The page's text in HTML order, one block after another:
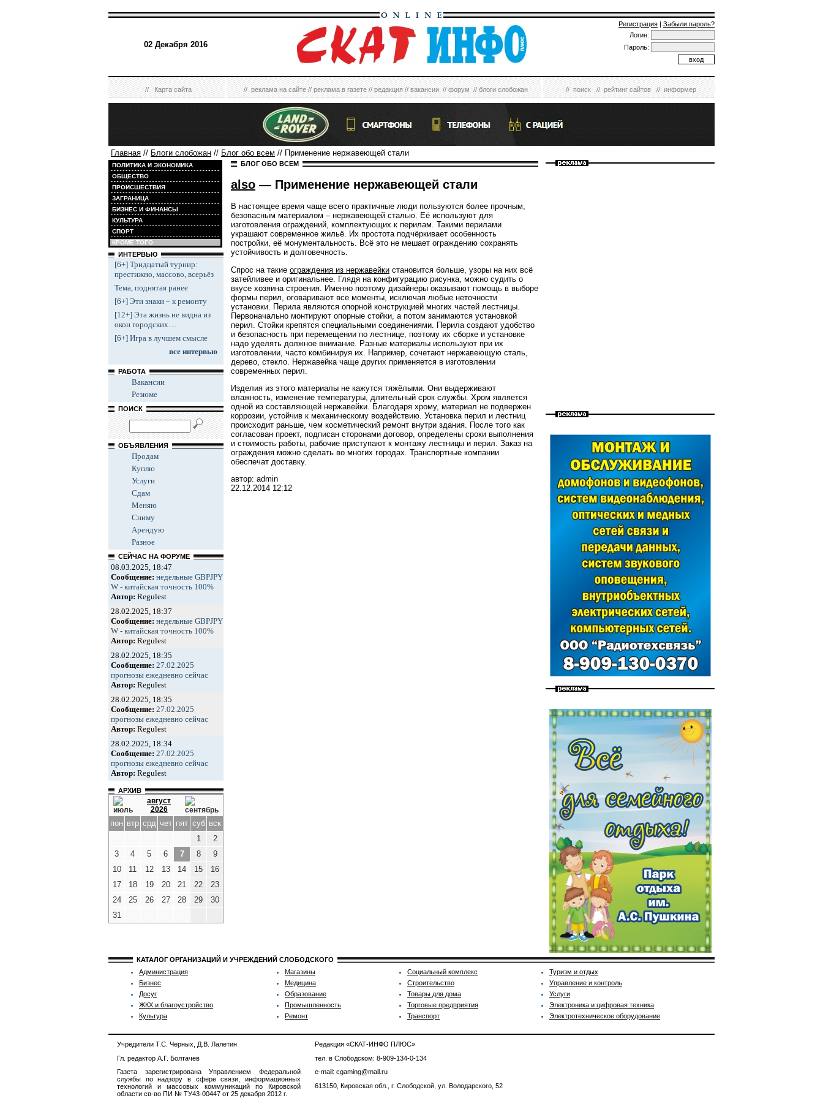
02 Декабря 2016
Регистрация | Забыли пароль?
Логин:
Пароль:
//Карта сайта //реклама на сайте//реклама в газете//редакция//вакансии//форум//блоги слобожан //поиск//рейтинг сайтов//информер
Главная // Блоги слобожан // Блог обо всем // Применение нержавеющей стали
ПОЛИТИКА И ЭКОНОМИКА
ОБЩЕСТВО
ПРОИСШЕСТВИЯ
ЗАГРАНИЦА
БИЗНЕС И ФИНАНСЫ
КУЛЬТУРА
СПОРТ
КРОМЕ ТОГО
ИНТЕРВЬЮ
[6+] Тридцатый турнир:
престижно, массово, всерьёз
Тема, поднятая ранее
[6+] Эти знаки – к ремонту
[12+] Эта жизнь не видна из
окон городских…
[6+] Игра в лучшем смысле
все интервью
РАБОТА
Вакансии
Резюме
ПОИСК
ОБЪЯВЛЕНИЯ
Продам
Куплю
Услуги
Сдам
Меняю
Сниму
Арендую
Разное
СЕЙЧАС НА ФОРУМЕ
08.03.2025, 18:47
Сообщение: недельные GBPJPY
W - китайская точность 100%
Автор: Regulest
28.02.2025, 18:37
Сообщение: недельные GBPJPY
W - китайская точность 100%
Автор: Regulest
28.02.2025, 18:35
Сообщение: 27.02.2025
прогнозы ежедневно сейчас
Автор: Regulest
28.02.2025, 18:35
Сообщение: 27.02.2025
прогнозы ежедневно сейчас
Автор: Regulest
28.02.2025, 18:34
Сообщение: 27.02.2025
прогнозы ежедневно сейчас
Автор: Regulest
АРХИВ
август
2026
пон втр срд чет пят суб вск
1
2
3
4 5 6 7 8
9
10
11 12 13 14 15
16
17
18 19 20 21 22
23
24
25 26 27 28 29
30
31
БЛОГ ОБО ВСЕМ
also — Применение нержавеющей стали
В настоящее время чаще всего практичные люди пользуются более прочным,
безопасным материалом – нержавеющей сталью. Её используют для
изготовления ограждений, комплектующих к перилам. Такими перилами
украшают современное жильё. Их простота подчёркивает особенность
постройки, её монументальность. Всё это не мешает ограждению сохранять
устойчивость и долговечность.
Спрос на такие ограждения из нержавейки становится больше, узоры на них всё
затейливее и оригинальнее. Глядя на конфигурацию рисунка, можно судить о
вкусе хозяина строения. Именно поэтому дизайнеры оказывают помощь в выборе
формы перил, оговаривают все моменты, исключая любые неточности
установки. Перила являются опорной конструкцией многих частей лестницы.
Первоначально монтируют опорные стойки, а потом занимаются установкой
перил. Стойки крепятся специальными соединениями. Перила создают удобство
и безопасность при перемещении по лестнице, поэтому их сборке и установке
надо уделять должное внимание. Разные материалы используют при их
изготовлении, часто комбинируя их. Например, сочетают нержавеющую сталь,
дерево, стекло. Нержавейка чаще других применяется в изготовлении
современных перил.
Изделия из этого материалы не кажутся тяжёлыми. Они выдерживают
влажность, изменение температуры, длительный срок службы. Хром является
одной из составляющей нержавейки. Благодаря хрому, материал не подвержен
коррозии, устойчив к механическому воздействию. Установка перил и лестниц
происходит раньше, чем косметический ремонт внутри здания. После того как
согласован проект, подписан сторонами договор, определены сроки выполнения
и стоимость работы, рабочие приступают к монтажу лестницы и перил. Заказ на
ограждения можно сделать во многих городах. Транспортные компании
обеспечат доставку.
автор: admin
22.12.2014 12:12
КАТАЛОГ ОРГАНИЗАЦИЙ И УЧРЕЖДЕНИЙ СЛОБОДСКОГО
Администрация
Бизнес
Досуг
ЖКХ и благоустройство
Культура
Магазины
Медицина
Образование
Промышленность
Ремонт
Социальный комплекс
Строительство
Товары для дома
Торговые предприятия
Транспорт
Туризм и отдых
Управление и контроль
Услуги
Электроника и цифровая техника
Электротехническое оборудование
Учредители Т.С. Черных, Д.В. Лалетин
Гл. редактор А.Г. Болтачев
Газета зарегистрирована Управлением Федеральной
службы по надзору в сфере связи, информационных
технологий и массовых коммуникаций по Кировской
области св-во ПИ № ТУ43-00447 от 25 декабря 2012 г.
Редакция «СКАТ-ИНФО ПЛЮС»
тел. в Слободском: 8-909-134-0-134
e-mail: cgaming@mail.ru
613150, Кировская обл., г. Слободской, ул. Володарского, 52